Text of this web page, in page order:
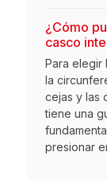
¿Cómo
casco
Para elegir
la
cejas y las
tiene una
presionar